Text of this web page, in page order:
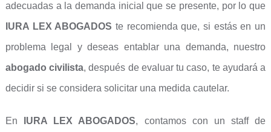
adecuadas a la demanda inicial que se presente, por lo que
IURA LEX ABOGADOS te recomienda que, si estás en un
problema legal y deseas entablar una demanda, nuestro
abogado civilista, después de evaluar tu caso, te ayudará a
decidir si se considera solicitar una medida cautelar.
En IURA LEX ABOGADOS, contamos con un staff de